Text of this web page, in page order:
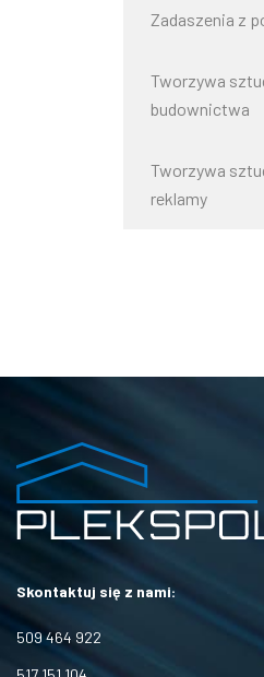
Zadaszenia z
Tworzywa
budownictwa
Tworzywa
reklamy
Skontaktuj się z nami:
509 464 922